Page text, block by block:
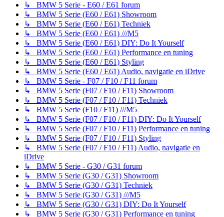
↳ BMW 5 Serie - E60 / E61 forum
↳ BMW 5 Serie (E60 / E61) Showroom
↳ BMW 5 Serie (E60 / E61) Techniek
↳ BMW 5 Serie (E60 / E61) ///M5
↳ BMW 5 Serie (E60 / E61) DIY: Do It Yourself
↳ BMW 5 Serie (E60 / E61) Performance en tuning
↳ BMW 5 Serie (E60 / E61) Styling
↳ BMW 5 Serie (E60 / E61) Audio, navigatie en iDrive
↳ BMW 5 Serie - F07 / F10 / F11 forum
↳ BMW 5 Serie (F07 / F10 / F11) Showroom
↳ BMW 5 Serie (F07 / F10 / F11) Techniek
↳ BMW 5 Serie (F10 / F11) ///M5
↳ BMW 5 Serie (F07 / F10 / F11) DIY: Do It Yourself
↳ BMW 5 Serie (F07 / F10 / F11) Performance en tuning
↳ BMW 5 Serie (F07 / F10 / F11) Styling
↳ BMW 5 Serie (F07 / F10 / F11) Audio, navigatie en
iDrive
↳ BMW 5 Serie - G30 / G31 forum
↳ BMW 5 Serie (G30 / G31) Showroom
↳ BMW 5 Serie (G30 / G31) Techniek
↳ BMW 5 Serie (G30 / G31) ///M5
↳ BMW 5 Serie (G30 / G31) DIY: Do It Yourself
↳ BMW 5 Serie (G30 / G31) Performance en tuning